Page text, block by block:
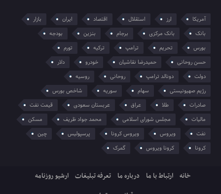
آمریکا ارز استقلال اقتصاد ایران
بازار
بانک
بانک مرکزی برجام بنزین
بودجه
بورس
تحریم ترامپ ترکیه
تورم
حسن روحانی
حمیدرضا نقاشیان خودرو
دلار
دولت
دونالد ترامپ روحانی
روسیه
رژیم صهیونیستی
سهام سوریه
شاخص بورس
صادرات
طلا عراق عربستان سعودی
قیمت نفت
مالیات
مجلس شورای اسلامی محمد جواد ظریف
مسکن
نفت
ویروس ویروس کرونا پرسپولیس
چین
کرونا
کرونا ویروس گمرک
خانه ارتباط با ما درباره ما تعرفه تبلیغات ارشیو روزنامه